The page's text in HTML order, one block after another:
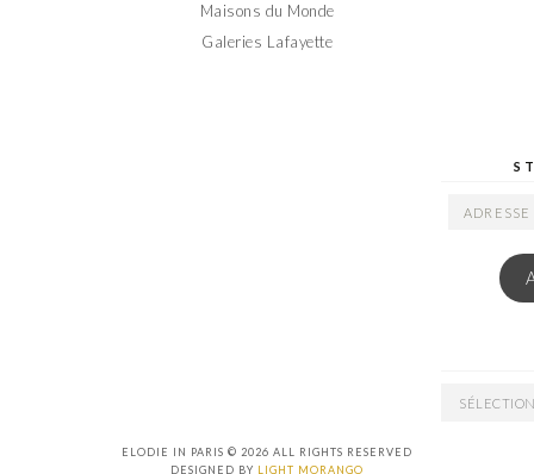
Maisons du Monde
Galeries Lafayette
ADRESSE
ARCHIVES
ELODIE IN PARIS © 2026 ALL RIGHTS RESERVED
DESIGNED BY LIGHT MORANGO